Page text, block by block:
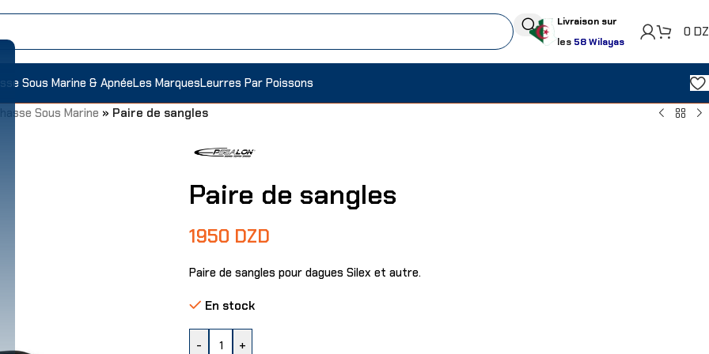
Livraison sur
les 58 Wilayas
0
Sous Marine & ApnéeLes MarquesLeurres Par Poissons
Sous Marine » Paire de sangles
Paire de sangles
1950 DZD
Paire de sangles pour dagues Silex et autre.
En stock
- +